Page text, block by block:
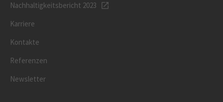
Nachhaltigkeitsbericht 2023
Karriere
Kontakte
Referenzen
Newsletter